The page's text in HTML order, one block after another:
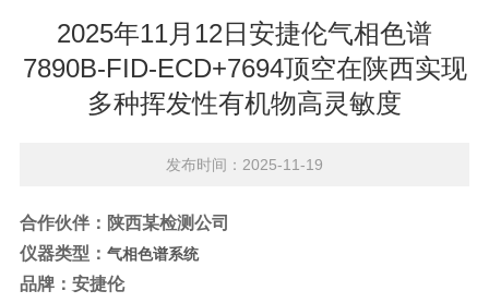
2025年11月12日安捷伦气相色谱
7890B-FID-ECD+7694顶空在陕西实现
多种挥发性有机物高灵敏度
发布时间：2025-11-19
合作伙伴： 陕西某检测公司
仪器类型： 气相色谱系统
品牌： 安捷伦